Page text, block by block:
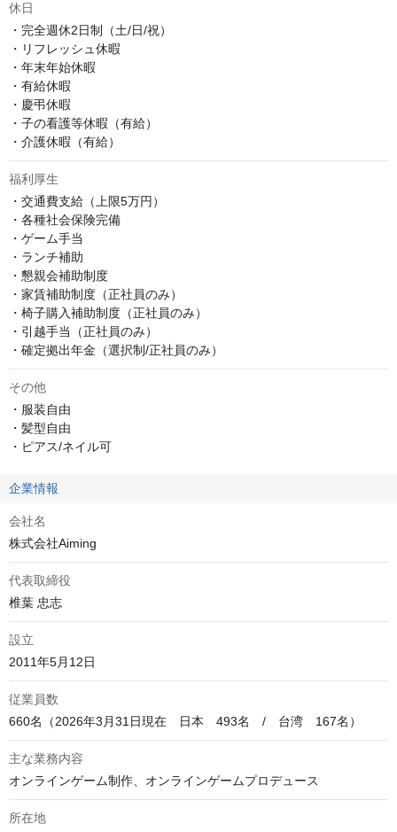
休日
・完全週休2日制（土/日/祝）
・リフレッシュ休暇
・年末年始休暇
・有給休暇
・慶弔休暇
・子の看護等休暇（有給）
・介護休暇（有給）
福利厚生
・交通費支給（上限5万円）
・各種社会保険完備
・ゲーム手当
・ランチ補助
・懇親会補助制度
・家賃補助制度（正社員のみ）
・椅子購入補助制度（正社員のみ）
・引越手当（正社員のみ）
・確定拠出年金（選択制/正社員のみ）
その他
・服装自由
・髪型自由
・ピアス/ネイル可
企業情報
会社名
株式会社Aiming
代表取締役
椎葉 忠志
設立
2011年5月12日
従業員数
660名（2026年3月31日現在　日本　493名　/　台湾　167名）
主な業務内容
オンラインゲーム制作、オンラインゲームプロデュース
所在地